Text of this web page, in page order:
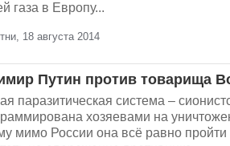
газа в Европу...
18 августа 2014
Путин против товарища
паразитическая система –
хозяевами на
мимо России она всё равно